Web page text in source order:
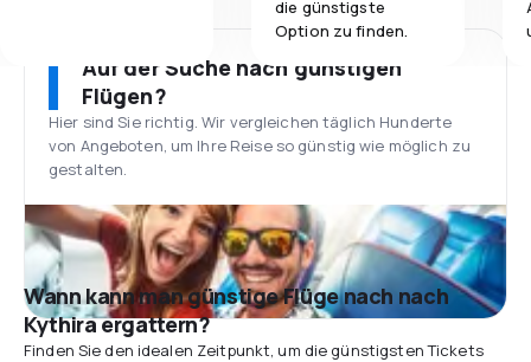
die günstigste
Option zu finden.
Auf der Suche nach günstigen
Flügen?
Hier sind Sie richtig. Wir vergleichen täglich Hunderte
von Angeboten, um Ihre Reise so günstig wie möglich zu
gestalten.
Wann kann man günstige Flüge nach nach
Kythira ergattern?
Finden Sie den idealen Zeitpunkt, um die günstigsten Tickets